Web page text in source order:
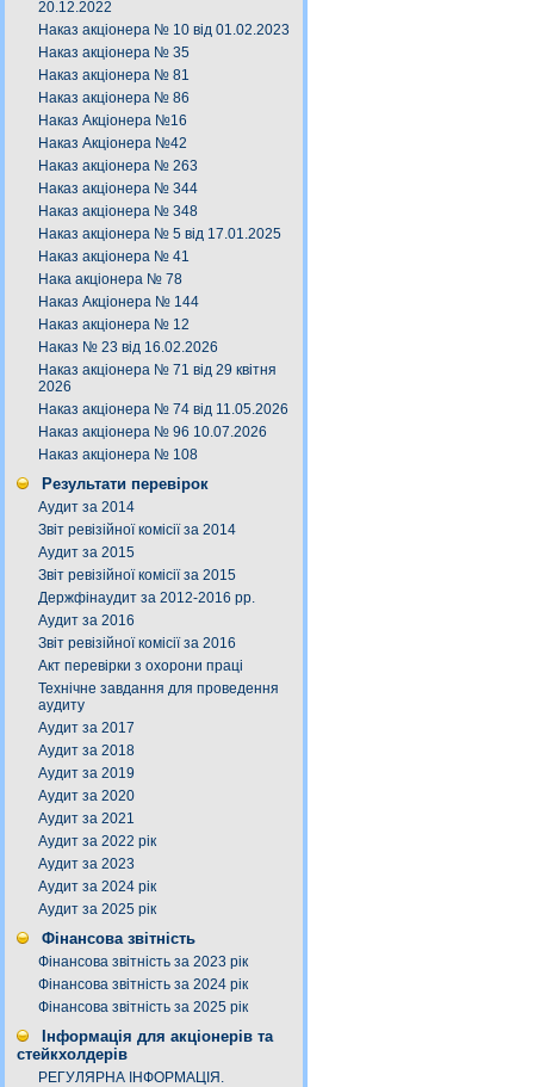
20.12.2022
Наказ акціонера № 10 від 01.02.2023
Наказ акціонера № 35
Наказ акціонера № 81
Наказ акціонера № 86
Наказ Акціонера №16
Наказ Акціонера №42
Наказ акціонера № 263
Наказ акціонера № 344
Наказ акціонера № 348
Наказ акціонера № 5 від 17.01.2025
Наказ акціонера № 41
Нака акціонера № 78
Наказ Акціонера № 144
Наказ акціонера № 12
Наказ № 23 від 16.02.2026
Наказ акціонера № 71 від 29 квітня
2026
Наказ акціонера № 74 від 11.05.2026
Наказ акціонера № 96 10.07.2026
Наказ акціонера № 108
Результати перевірок
Аудит за 2014
Звіт ревізійної комісії за 2014
Аудит за 2015
Звіт ревізійної комісії за 2015
Держфінаудит за 2012-2016 рр.
Аудит за 2016
Звіт ревізійної комісії за 2016
Акт перевірки з охорони праці
Технічне завдання для проведення
аудиту
Аудит за 2017
Аудит за 2018
Аудит за 2019
Аудит за 2020
Аудит за 2021
Аудит за 2022 рік
Аудит за 2023
Аудит за 2024 рік
Аудит за 2025 рік
Фінансова звітність
Фінансова звітність за 2023 рік
Фінансова звітність за 2024 рік
Фінансова звітність за 2025 рік
Інформація для акціонерів та
стейкхолдерів
РЕГУЛЯРНА ІНФОРМАЦІЯ.